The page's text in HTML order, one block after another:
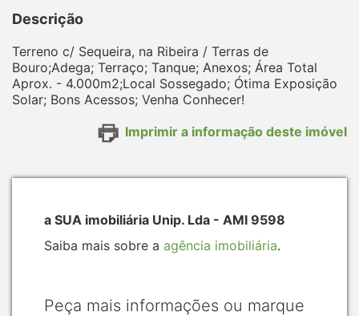
Descrição
Terreno c/ Sequeira, na Ribeira / Terras de
Bouro;Adega; Terraço; Tanque; Anexos; Área Total
Aprox. - 4.000m2;Local Sossegado; Ótima Exposição
Solar; Bons Acessos; Venha Conhecer!
Imprimir a informação deste imóvel
a SUA imobiliária Unip. Lda - AMI 9598
Saiba mais sobre a agência imobiliária.
Peça mais informações ou marque